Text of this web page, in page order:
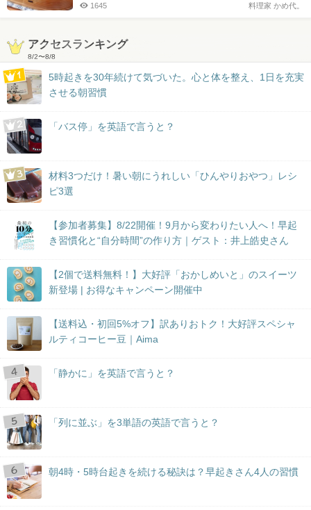
料理家 かめ代。
1645
アクセスランキング
8/2〜8/8
5時起きを30年続けて気づいた。心と体を整え、1日を充実
させる朝習慣
「バス停」を英語で言うと？
材料3つだけ！暑い朝にうれしい「ひんやりおやつ」レシ
ピ3選
【参加者募集】8/22開催！9月から変わりたい人へ！早起
き習慣化と“自分時間”の作り方｜ゲスト：井上皓史さん
【2個で送料無料！】大好評「おかしめいと」のスイーツ
新登場 | お得なキャンペーン開催中
【送料込・初回5%オフ】訳ありおトク！大好評スペシャ
ルティコーヒー豆｜Aima
「静かに」を英語で言うと？
「列に並ぶ」を3単語の英語で言うと？
朝4時・5時台起きを続ける秘訣は？早起きさん4人の習慣